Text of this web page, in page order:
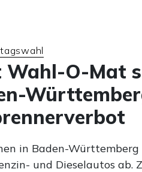
Wahl-O-Mat
in Baden-
und Dieselautos ab.